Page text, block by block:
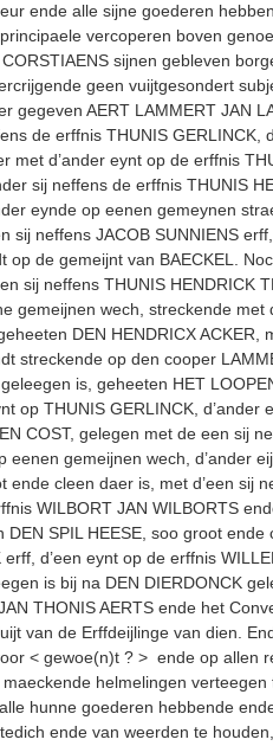
ende alle sijne goederen
vercoperen boven
sijnen gebleven
geen vuijtgesondert
AERT LAMMERT JAN
de erffnis THUNIS GERLINCK,
d’ander eynt op de erffnis
sij neffens de erffnis THUNIS
eynde op eenen gemeynen
neffens JACOB SUNNIENS
op de gemeijnt van BAECKEL.
sij neffens THUNIS HENDRICK
gemeijnen wech, streckende
DEN HENDRICX ACKER,
streckende op den cooper
is, geheeten HET
op THUNIS GERLINCK,
COST, gelegen met de een sij
gemeijnen wech, d’ander
cleen daer is, met d’een sij
WILBORT JAN WILBORTS
SPIL HEESE, soo groot
d’een eynt op de erffnis
is bij na DEN DIERDONCK
THONIS AERTS ende het
van de Erffdeijlinge van dien.
< gewoe(n)t ? > ende op allen
helmelingen
hunne goederen hebbende
ende van weerden te